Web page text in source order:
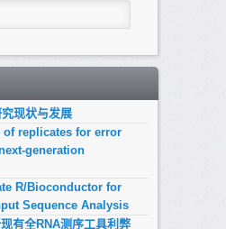
现状与发展
of replicates for error
generation
R/Bioconductor for
Sequence Analysis
有全RNA测序工具利弊